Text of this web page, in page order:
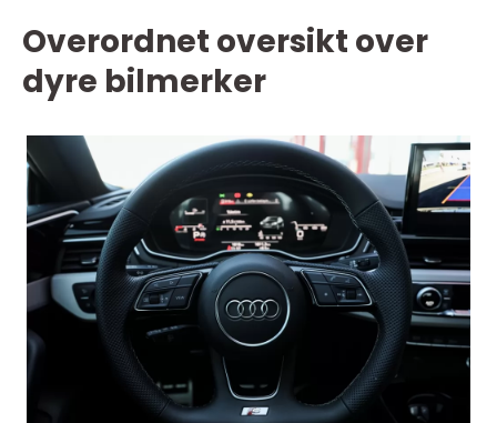
Overordnet oversikt over
dyre bilmerker